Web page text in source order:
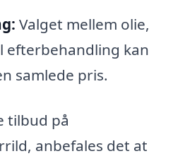
Valget mellem olie,
efterbehandling kan
samlede pris.
tilbud på
anbefales det at